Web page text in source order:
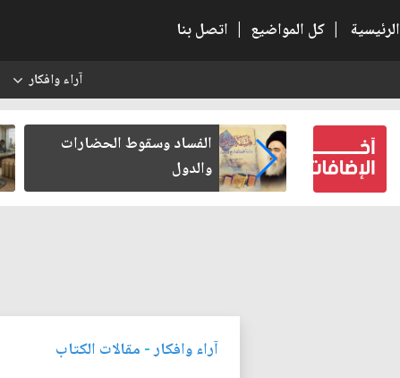
الرئيسية | كل المواضيع | اتصل بنا
آراء وافكار
كتب لنفسه
الفساد وسقوط الحضارات
والدول
آراء وافكار- مقالات الكتاب